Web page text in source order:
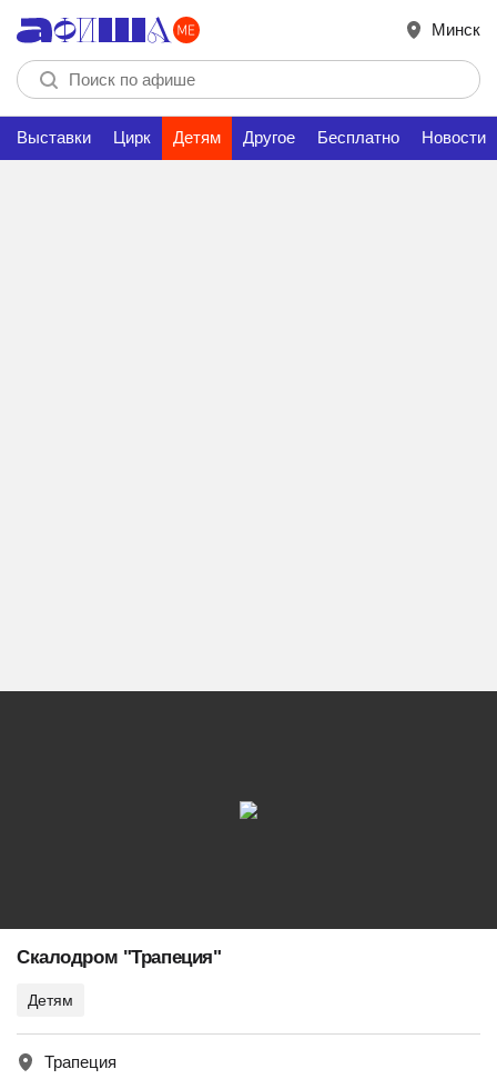
Минск
Выставки Цирк Детям Другое Бесплатно Новости
Скалодром "Трапеция"
Детям
Трапеция